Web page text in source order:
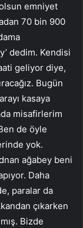
emniyet
70 bin 900
dedim. Kendisi
geliyor diye,
Bugün
kasaya
misafirlerim
de öyle
yok.
ağabey beni
Daha
paralar da
çıkarken
Bizde